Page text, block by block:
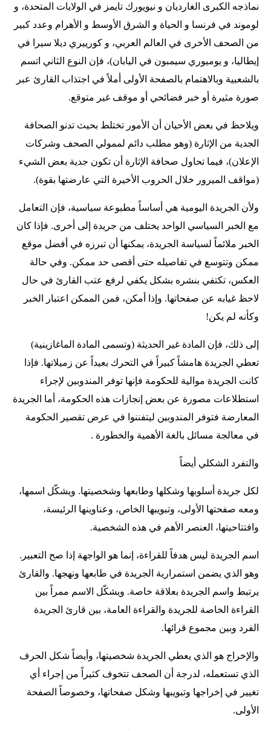
نماذجه الكبرى الغارديان و نيويورك تايمز في الولايات المتحدة، و
لوموند في فرنسا و الحياة و الشرق الأوسط و الأهرام وعدد كبير
من الصحف الأخرى في العالم العربي، و كورييري ديلا سيرا في
إيطاليا، و يوميوري سيمبون في اليابان)، فإن النوع الثاني اتسم
بالشعبية وبالاهتمام بالصفحة الأولى أملاً في اجتذاب القارئ عبر
صورة مثيرة أو خبر فضائحي أو موقف غير متوقع.
ويلاحظ في بعض الأحيان أن الأمور تختلط بحيث تدنو الصحافة
الجدية من الإثارة (وهو مطلب دائم لممولي الصحف وشركات
الإعلان)، فيما تحاول صحافة الإثارة أن تكون جدية بعض الشيء
(مواقف الميرور خلال الحروب الأخيرة التي عارضتها بقوة).
ولأن الجريدة اليومية هي أساساً مطبوعة سياسية، فإن التعامل
مع الخبر السياسي الواحد يختلف من جريدة إلى أخرى. فإذا كان
الخبر ملائماً لسياسة الجريدة، يمكنها أن تبرزه في أفضل موقع
ممكن وتتوسع في تفاصيله حتى أقصى حد ممكن. وفي حالة
العكس، تكتفي بنشره بشكل يكفي لرفع عتب القارئ في حال
لاحظ غيابه عن صفحاتها. وإذا أمكن، فمن الممكن اعتبار الخبر
وكأنه لم يكن!
إلى ذلك، فإن المادة غير الحديثة (وتسمى المادة الماغازينية)
تعطي الجريدة هامشاً كبيراً في التحرك بعيداً عن زميلاتها. فإذا
كانت الجريدة موالية للحكومة فإنها توفر المندوبين لإجراء
استطلاعات مصورة عن بعض إنجازات هذه الحكومة، أما الجريدة
المعارضة فتوفر المندوبين ليتفننوا في عرض تقصير الحكومة
في معالجة مسائل بالغة الأهمية والخطورة .
والتفرد الشكلي أيضاً
لكل جريدة أسلوبها وشكلها وطابعها وشخصيتها. ويشكّل اسمها،
ومعه صفحتها الأولى، وتبويبها الخاص، وعناوينها الرئيسة،
وافتتاحيتها، العنصر الأهم في هذه الشخصية.
اسم الجريدة ليس هدفاً للقراءة، إنما هو الواجهة إذا صح التعبير.
وهو الذي يضمن استمرارية الجريدة في طابعها ونهجها. والقارئ
يرتبط واسم الجريدة بعلاقة خاصة. ويشكّل الاسم ممراً بين
القراءة الخاصة للجريدة والقراءة العامة، بين قارئ الجريدة
الفرد وبين مجموع قرائها.
والإخراج هو الذي يعطي الجريدة شخصيتها، وأيضاً شكل الحرف
الذي تستعمله، لدرجة أن الصحف تتخوف كثيراً من إجراء أي
تغيير في إخراجها وتبويبها وشكل صفحاتها، وخصوصاً الصفحة
الأولى.